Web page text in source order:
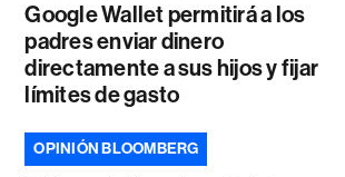
Google Wallet permitirá a los
padres enviar dinero
directamente a sus hijos y fijar
límites de gasto
OPINIÓN BLOOMBERG